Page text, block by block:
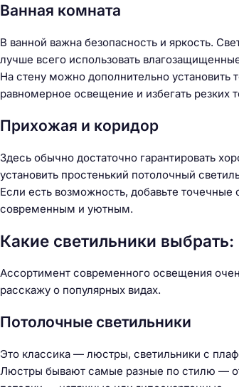
Ванная комната
В ванной важна безопасность и яркость.
лучше всего использовать
На стену можно дополнительно
равномерное освещение и избегать резких
Прихожая и коридор
Здесь обычно достаточно гарантировать
установить простенький потолочный
Если есть возможность, добавьте
современным и уютным.
Какие светильники
Ассортимент современного освещения
расскажу о популярных видах.
Потолочные светильники
Это классика — люстры, светильники с
Люстры бывают самые разные по стилю —